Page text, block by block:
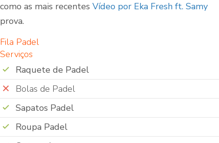
como as mais recentes Vídeo por Eka Fresh ft. Samy
prova.
Fila Padel
Serviços
Raquete de Padel
Bolas de Padel
Sapatos Padel
Roupa Padel